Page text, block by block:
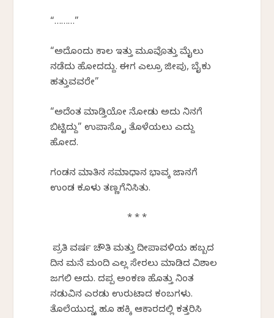
“………”
“ಅದೊಂದು ಕಾಲ ಇತ್ತು ಮೂವೊತ್ತು ಮೈಲು
ನಡೆದು ಹೋದದ್ದು. ಈಗ ಎಲ್ರೂ ಜೀಪು, ಬೈಕು
ಹತ್ತುವವರೇ”
“ಅದೆಂತ ಮಾಡ್ತಿಯೋ ನೋಡು ಅದು ನಿನಗೆ
ಬಿಟ್ಟಿದ್ದು” ಉಪಾಸೊ ಕೈ ತೊಳೆಯಲು ಎದ್ದು
ಹೋದ.
ಗಂಡನ ಮಾತಿನ ಸಮಾಧಾನ ಭಾವಕ್ಕೆ ಜಾನಕೆಗೆ
ಉಂಡ ಕೂಳು ತಣ್ಣಗೆನಿಸಿತು.
* * *
ಪ್ರತಿ ವರ್ಷ ಚೌತಿ ಮತ್ತು ದೀಪಾವಳಿಯ ಹಬ್ಬದ
ದಿನ ಮನೆ ಮಂದಿ ಎಲ್ಲ ಸೇರಲು ಮಾಡಿದ ವಿಶಾಲ
ಜಗಲಿ ಅದು. ದಪ್ಪ ಅಂಕಣ ಹೊತ್ತು ನಿಂತ
ನಡುವಿನ ಎರಡು ಉರುಟಾದ ಕಂಬಗಳು.
ತೊಲೆಯುದ್ದಕ್ಕೆ ಹೂ ಹಕ್ಕಿ ಆಕಾರದಲ್ಲಿ ಕತ್ತರಿಸಿ